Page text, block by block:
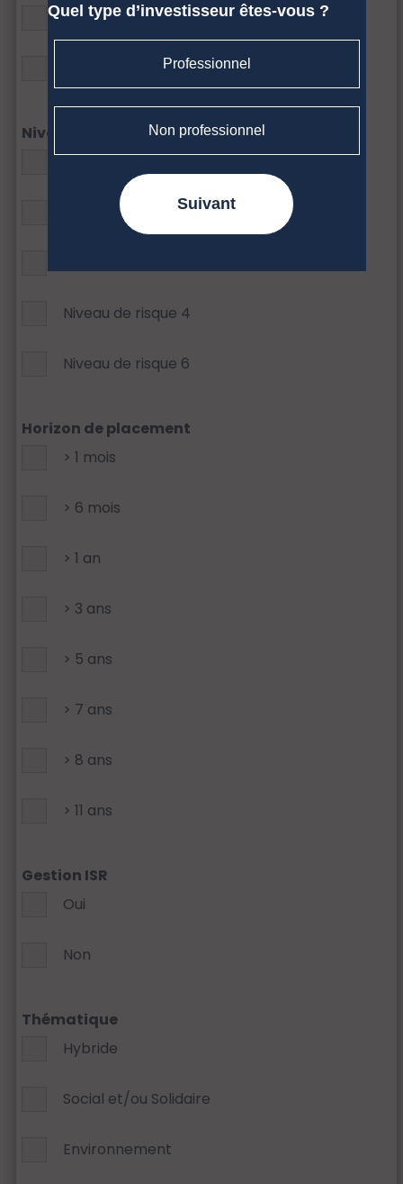
Multiactifs
Niveau de risque
Niveau de risque 1
Niveau de risque 2
Niveau de risque 4
Niveau de risque 6
Horizon de placement
> 1 mois
> 6 mois
> 1 an
> 3 ans
> 5 ans
> 7 ans
> 8 ans
> 11 ans
Gestion ISR
Oui
Non
Thématique
Hybride
Social et/ou Solidaire
Environnement
Quel type d’investisseur êtes-vous ?
Professionnel
Non professionnel
Suivant